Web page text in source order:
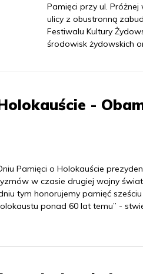
Pamięci przy ul.
ulicy z obustronną
Festiwalu Kultury
środowisk żydowskich
-
Pamięci o Holokauście
w czasie drugiej wojny
tym honorujemy pamięć
ponad 60 lat temu” -